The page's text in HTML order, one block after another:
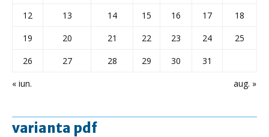
« iun. aug. »
12
13 14 15 16 17
18
19
20 21 22 23 24
25
26
27 28 29 30 31
varianta pdf